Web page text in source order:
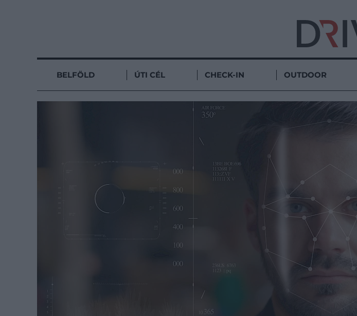
BELFÖLD ÚTI CÉL CHECK-IN OUTDOOR